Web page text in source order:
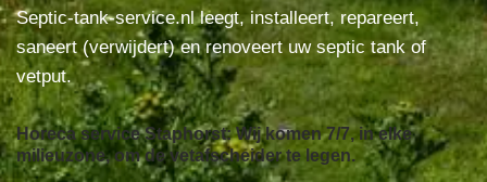
Septic-tank-service.nl leegt, installeert, repareert,
saneert (verwijdert) en renoveert uw septic tank of
vetput.
Horeca service Staphorst: Wij komen 7/7, in elke
milieuzone, om de vetafscheider te legen.